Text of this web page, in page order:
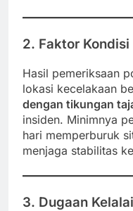
2. Faktor
Hasil pemeriksaan
lokasi kecelakaan
dengan tikungan
insiden. Minimnya
hari memperburuk
menjaga stabilitas
3. Dugaan